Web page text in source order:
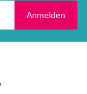
Anmelden